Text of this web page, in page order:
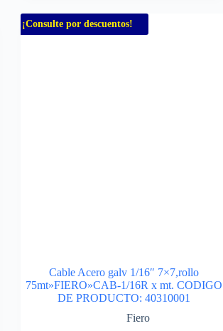
¡Consulte por descuentos!
Cable Acero galv 1/16″ 7×7,rollo
75mt»FIERO»CAB-1/16R x mt. CODIGO
DE PRODUCTO: 40310001
Fiero